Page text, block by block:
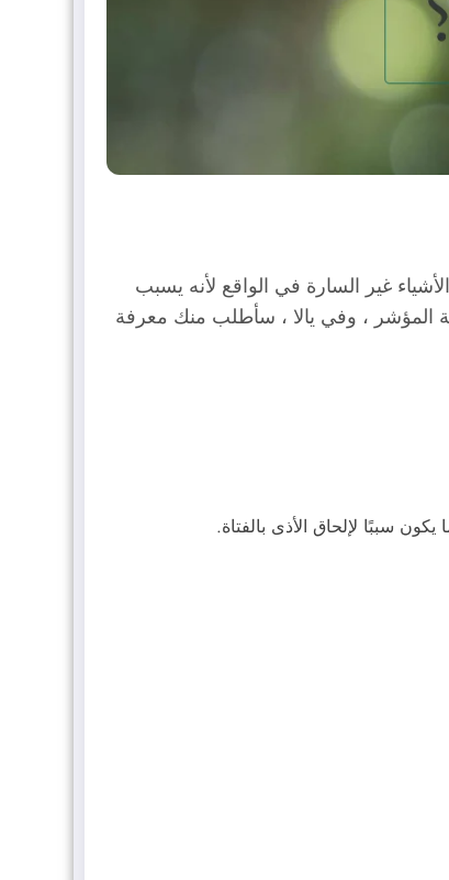
غير السارة في الواقع لأنه يسبب
المؤشر ، وفي يالا ، سأطلب منك معرفة
سببًا لإلحاق الأذى بالفتاة.